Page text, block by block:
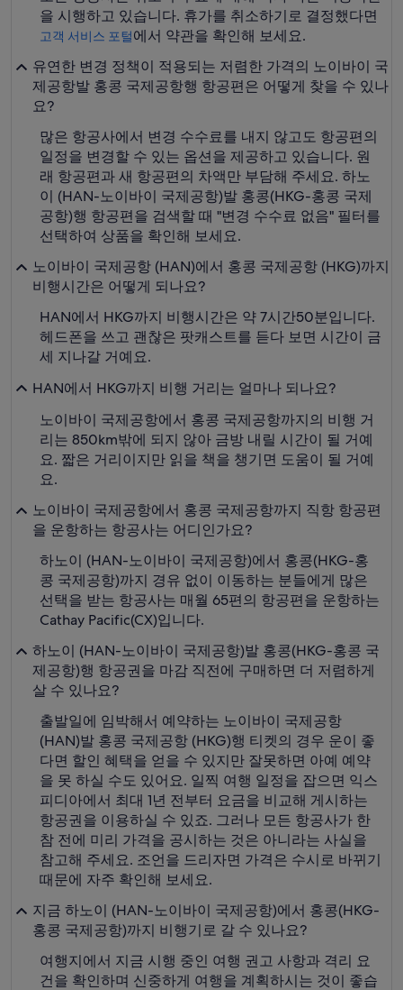
을 시행하고 있습니다. 휴가를 취소하기로 결정했다면
고객 서비스 포털에서 약관을 확인해 보세요.
유연한 변경 정책이 적용되는 저렴한 가격의 노이바이 국
제공항발 홍콩 국제공항행 항공편은 어떻게 찾을 수 있나
요?
많은 항공사에서 변경 수수료를 내지 않고도 항공편의
일정을 변경할 수 있는 옵션을 제공하고 있습니다. 원
래 항공편과 새 항공편의 차액만 부담해 주세요. 하노
이 (HAN-노이바이 국제공항)발 홍콩(HKG-홍콩 국제
공항)행 항공편을 검색할 때 "변경 수수료 없음" 필터를
선택하여 상품을 확인해 보세요.
노이바이 국제공항 (HAN)에서 홍콩 국제공항 (HKG)까지
비행시간은 어떻게 되나요?
HAN에서 HKG까지 비행시간은 약 7시간50분입니다.
헤드폰을 쓰고 괜찮은 팟캐스트를 듣다 보면 시간이 금
세 지나갈 거예요.
HAN에서 HKG까지 비행 거리는 얼마나 되나요?
노이바이 국제공항에서 홍콩 국제공항까지의 비행 거
리는 850km밖에 되지 않아 금방 내릴 시간이 될 거예
요. 짧은 거리이지만 읽을 책을 챙기면 도움이 될 거예
요.
노이바이 국제공항에서 홍콩 국제공항까지 직항 항공편
을 운항하는 항공사는 어디인가요?
하노이 (HAN-노이바이 국제공항)에서 홍콩(HKG-홍
콩 국제공항)까지 경유 없이 이동하는 분들에게 많은
선택을 받는 항공사는 매월 65편의 항공편을 운항하는
Cathay Pacific(CX)입니다.
하노이 (HAN-노이바이 국제공항)발 홍콩(HKG-홍콩 국
제공항)행 항공권을 마감 직전에 구매하면 더 저렴하게
살 수 있나요?
출발일에 임박해서 예약하는 노이바이 국제공항
(HAN)발 홍콩 국제공항 (HKG)행 티켓의 경우 운이 좋
다면 할인 혜택을 얻을 수 있지만 잘못하면 아예 예약
을 못 하실 수도 있어요. 일찍 여행 일정을 잡으면 익스
피디아에서 최대 1년 전부터 요금을 비교해 게시하는
항공권을 이용하실 수 있죠. 그러나 모든 항공사가 한
참 전에 미리 가격을 공시하는 것은 아니라는 사실을
참고해 주세요. 조언을 드리자면 가격은 수시로 바뀌기
때문에 자주 확인해 보세요.
지금 하노이 (HAN-노이바이 국제공항)에서 홍콩(HKG-
홍콩 국제공항)까지 비행기로 갈 수 있나요?
여행지에서 지금 시행 중인 여행 권고 사항과 격리 요
건을 확인하며 신중하게 여행을 계획하시는 것이 좋습